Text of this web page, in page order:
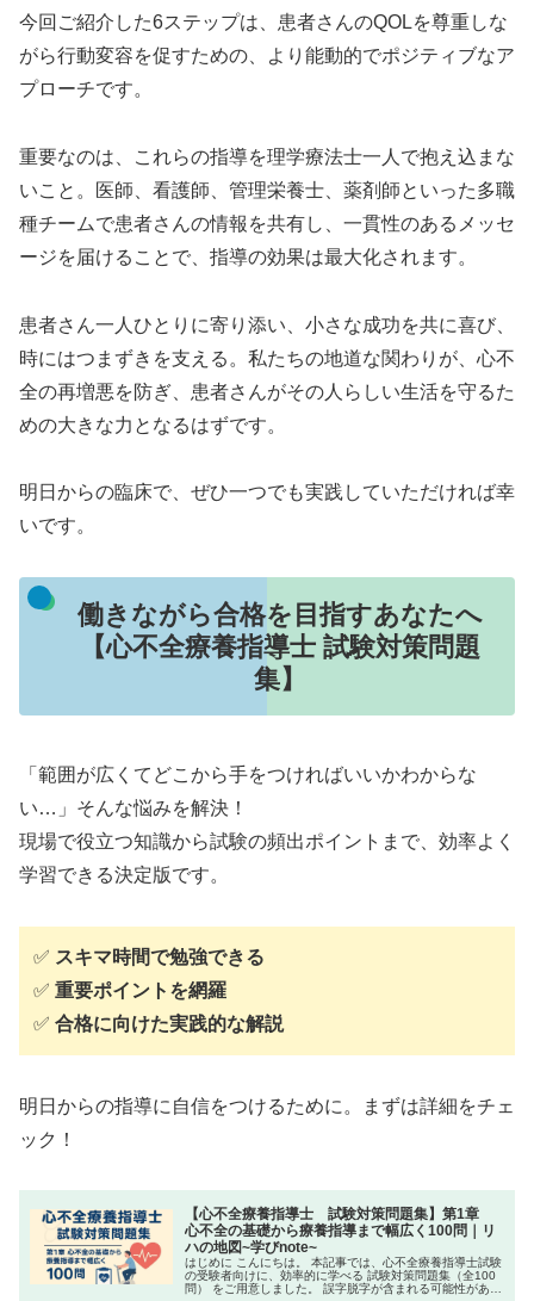
今回ご紹介した6ステップは、患者さんのQOLを尊重しな
がら行動変容を促すための、より能動的でポジティブなア
プローチです。
重要なのは、これらの指導を理学療法士一人で抱え込まな
いこと。医師、看護師、管理栄養士、薬剤師といった多職
種チームで患者さんの情報を共有し、一貫性のあるメッセ
ージを届けることで、指導の効果は最大化されます。
患者さん一人ひとりに寄り添い、小さな成功を共に喜び、
時にはつまずきを支える。私たちの地道な関わりが、心不
全の再増悪を防ぎ、患者さんがその人らしい生活を守るた
めの大きな力となるはずです。
明日からの臨床で、ぜひ一つでも実践していただければ幸
いです。
働きながら合格を目指すあなたへ
【心不全療養指導士 試験対策問題
集】
「範囲が広くてどこから手をつければいいかわからな
い…」そんな悩みを解決！
現場で役立つ知識から試験の頻出ポイントまで、効率よく
学習できる決定版です。
✅ スキマ時間で勉強できる
✅ 重要ポイントを網羅
✅ 合格に向けた実践的な解説
明日からの指導に自信をつけるために。まずは詳細をチェ
ック！
【心不全療養指導士 試験対策問題集】第1章
心不全の基礎から療養指導まで幅広く100問｜リ
ハの地図~学びnote~
はじめに こんにちは。 本記事では、心不全療養指導士試験
の受験者向けに、効率的に学べる 試験対策問題集（全100
問） をご用意しました。 誤字脱字が含まれる可能性があり